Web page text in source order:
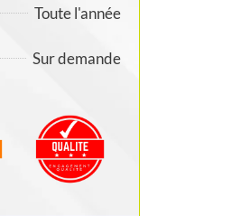
Toute l'année
Sur demande